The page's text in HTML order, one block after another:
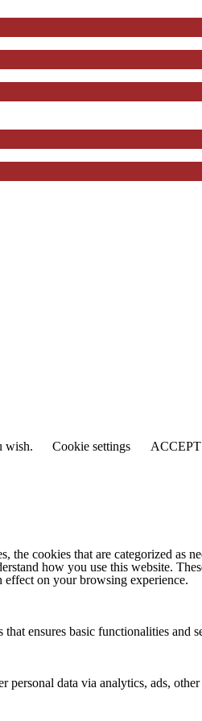
wish.
Cookie settings
ACCEPT
cookies that are categorized as
how you use this website.
effect on your browsing experience.
ensures basic functionalities and
data via analytics, ads, other